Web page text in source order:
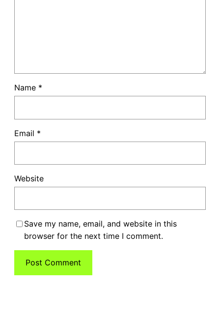
Name *
Email *
Website
Save my name, email, and website in this
browser for the next time I comment.